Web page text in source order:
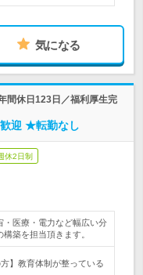
気になる
間休日123日／福利厚生完
迎 ★転勤なし
休2日制
・医療・電力など幅広い分
築を担当頂きます。
】教育体制が整っている